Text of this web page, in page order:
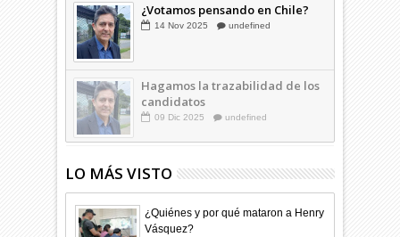
¿Votamos pensando en Chile?
14 Nov 2025 undefined
Hagamos la trazabilidad de los
candidatos
09 Dic 2025 undefined
LO MÁS VISTO
¿Quiénes y por qué mataron a Henry
Vásquez?